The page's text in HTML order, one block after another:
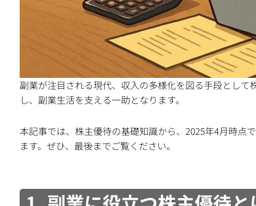
副業が注目される現代、収入の多様化を図る手段とし
し、副業生活を支える一助となります。
本記事では、株主優待の基礎知識から、2025年4月時点
ます。ぜひ、最後までご覧ください。